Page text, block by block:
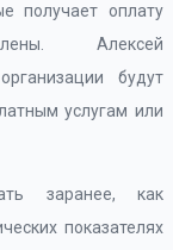
получает оплату
Алексей
будут
услугам или
заранее, как
показателях